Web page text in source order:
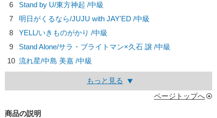
6
Stand by U/東方神起 /中級
7
明日がくるなら/JUJU with JAY'ED /中級
8
YELL/いきものがかり /中級
9
Stand Alone/サラ・ブライトマン×久石 譲 /中級
10 流れ星/中島 美嘉 /中級
もっと見る
ページトップへ
商品の説明